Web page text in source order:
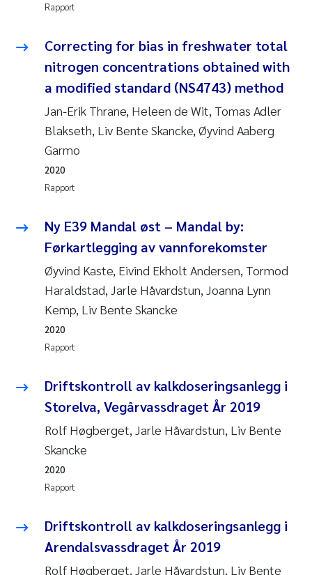
Rapport
Correcting for bias in freshwater total
nitrogen concentrations obtained with
a modified standard (NS4743) method
Jan-Erik Thrane, Heleen de Wit, Tomas Adler
Blakseth, Liv Bente Skancke, Øyvind Aaberg
Garmo
Rapport
2020
Ny E39 Mandal øst – Mandal by:
Førkartlegging av vannforekomster
Øyvind Kaste, Eivind Ekholt Andersen, Tormod
Haraldstad, Jarle Håvardstun, Joanna Lynn
Kemp, Liv Bente Skancke
Rapport
2020
Driftskontroll av kalkdoseringsanlegg i
Storelva, Vegårvassdraget År 2019
Rolf Høgberget, Jarle Håvardstun, Liv Bente
Skancke
Rapport
2020
Driftskontroll av kalkdoseringsanlegg i
Arendalsvassdraget År 2019
Rolf Høgberget, Jarle Håvardstun, Liv Bente